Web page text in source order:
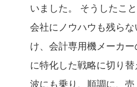
いました。 そうしたこ
会社にノウハウも残ら
け、会計専用機メーカ
に特化した戦略に切り
波にも乗り、順調に、